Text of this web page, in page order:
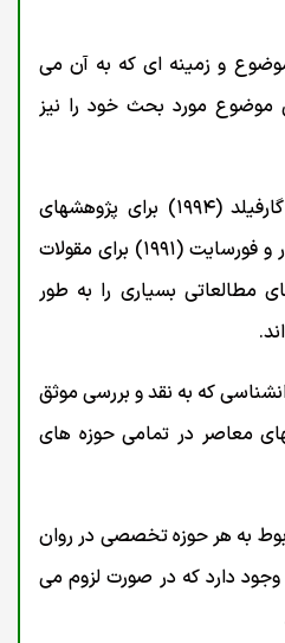
و زمینه ای که به آن می
موضوع مورد بحث خود را نیز
برای نمونه کتاب برگینه و گارفیلد (۱۹۹۴) برای پژوهشهای
روان درمانی و کتاب اسنایدر و فورسایت (۱۹۹۱) برای مقولات
مطالعاتی بسیاری را به طور
که به نقد و بررسی موثق
معاصر در تمامی حوزه های
به هر حوزه تخصصی در روان
دارد که در صورت لزوم می